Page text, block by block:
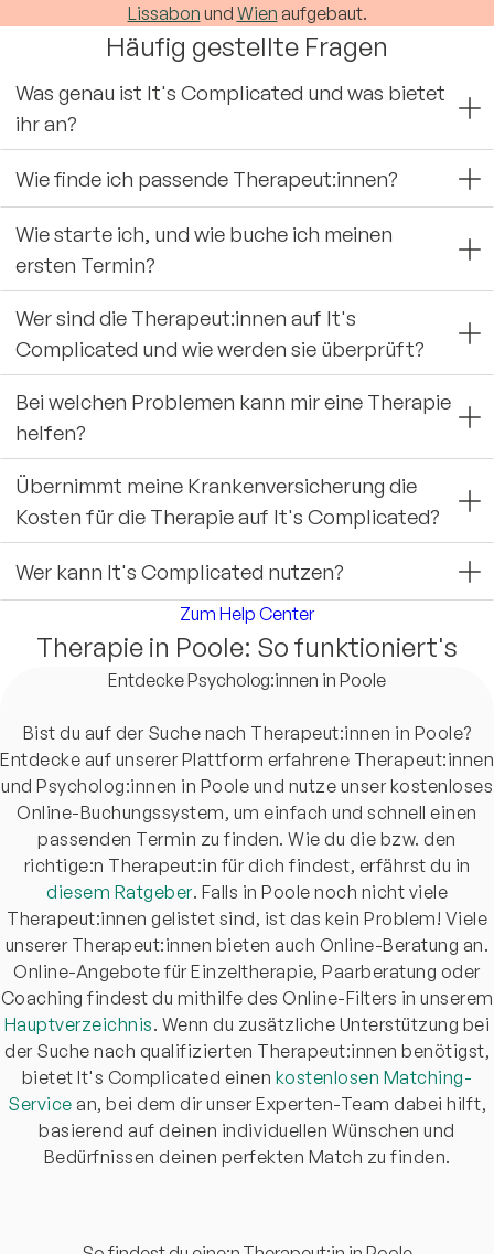
Lissabon und Wien aufgebaut.
Häufig gestellte Fragen
Was genau ist It's Complicated und was bietet
ihr an?
Wie finde ich passende Therapeut:innen?
Wie starte ich, und wie buche ich meinen
ersten Termin?
Wer sind die Therapeut:innen auf It's
Complicated und wie werden sie überprüft?
Bei welchen Problemen kann mir eine Therapie
helfen?
Übernimmt meine Krankenversicherung die
Kosten für die Therapie auf It's Complicated?
Wer kann It's Complicated nutzen?
Zum Help Center
Therapie in Poole: So funktioniert's
Entdecke Psycholog:innen in Poole
Bist du auf der Suche nach Therapeut:innen in Poole?
Entdecke auf unserer Plattform erfahrene Therapeut:innen
und Psycholog:innen in Poole und nutze unser kostenloses
Online-Buchungssystem, um einfach und schnell einen
passenden Termin zu finden. Wie du die bzw. den
richtige:n Therapeut:in für dich findest, erfährst du in
diesem Ratgeber. Falls in Poole noch nicht viele
Therapeut:innen gelistet sind, ist das kein Problem! Viele
unserer Therapeut:innen bieten auch Online-Beratung an.
Online-Angebote für Einzeltherapie, Paarberatung oder
Coaching findest du mithilfe des Online-Filters in unserem
Hauptverzeichnis. Wenn du zusätzliche Unterstützung bei
der Suche nach qualifizierten Therapeut:innen benötigst,
bietet It's Complicated einen kostenlosen Matching-
Service an, bei dem dir unser Experten-Team dabei hilft,
basierend auf deinen individuellen Wünschen und
Bedürfnissen deinen perfekten Match zu finden.